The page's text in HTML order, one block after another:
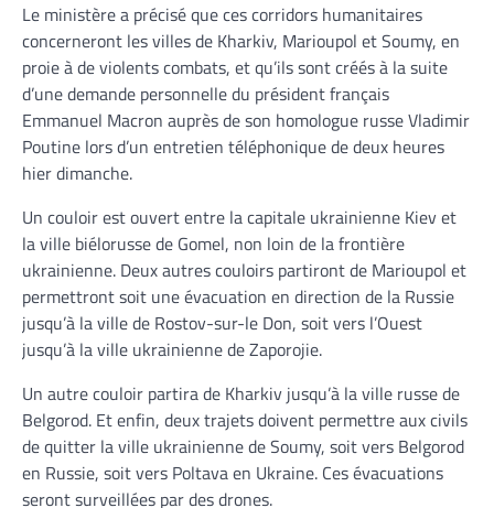
Le ministère a précisé que ces corridors humanitaires
concerneront les villes de Kharkiv, Marioupol et Soumy, en
proie à de violents combats, et qu’ils sont créés à la suite
d’une demande personnelle du président français
Emmanuel Macron auprès de son homologue russe Vladimir
Poutine lors d’un entretien téléphonique de deux heures
hier dimanche.
Un couloir est ouvert entre la capitale ukrainienne Kiev et
la ville biélorusse de Gomel, non loin de la frontière
ukrainienne. Deux autres couloirs partiront de Marioupol et
permettront soit une évacuation en direction de la Russie
jusqu’à la ville de Rostov-sur-le Don, soit vers l’Ouest
jusqu’à la ville ukrainienne de Zaporojie.
Un autre couloir partira de Kharkiv jusqu’à la ville russe de
Belgorod. Et enfin, deux trajets doivent permettre aux civils
de quitter la ville ukrainienne de Soumy, soit vers Belgorod
en Russie, soit vers Poltava en Ukraine. Ces évacuations
seront surveillées par des drones.